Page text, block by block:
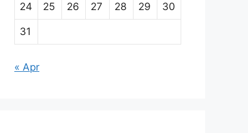
24 25 26 27 28 29 30
31
« Apr